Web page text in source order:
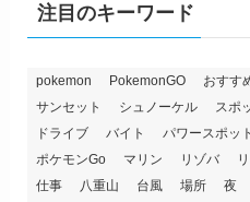
注目のキーワード
pokemon PokemonGO おすす
サンセット
シュノーケル スポ
ドライブ
バイト パワースポット
ポケモンGo
マリン リゾバ
仕事
八重山 台風 場所 夜